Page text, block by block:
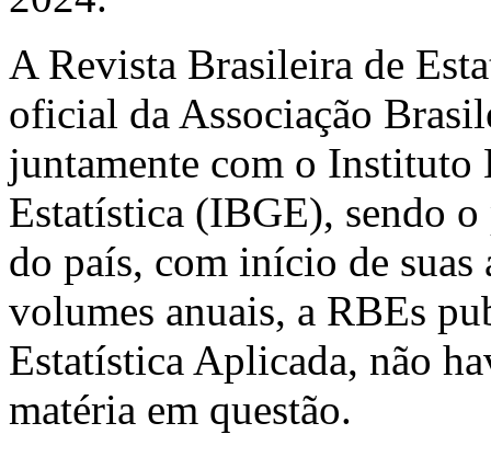
A Revista Brasileira de
oficial da Associação
juntamente com o Instituto
Estatística (IBGE), sendo
do país, com início de
volumes anuais, a RBEs
Estatística Aplicada, não
matéria em questão.